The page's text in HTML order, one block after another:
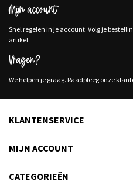
Mijn account
Snel regelen in je account. Volg je
artikel.
Vragen?
We helpen je graag. Raadpleeg onze
KLANTENSERVICE
MIJN ACCOUNT
CATEGORIEËN